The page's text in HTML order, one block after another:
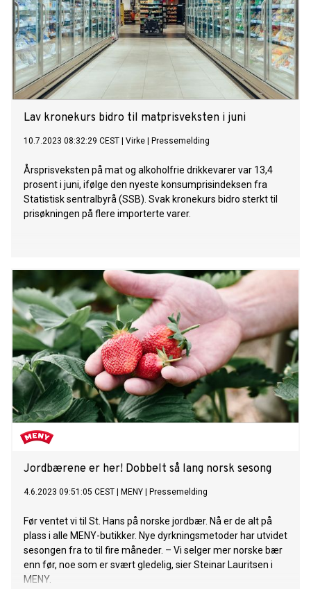
Lav kronekurs bidro til matprisveksten i juni
10.7.2023 08:32:29 CEST Virke Pressemelding
Årsprisveksten på mat og alkoholfrie drikkevarer var 13,4
prosent i juni, ifølge den nyeste konsumprisindeksen fra
Statistisk sentralbyrå (SSB). Svak kronekurs bidro sterkt til
prisøkningen på flere importerte varer.
Jordbærene er her! Dobbelt så lang norsk sesong
4.6.2023 09:51:05 CEST MENY Pressemelding
Før ventet vi til St. Hans på norske jordbær. Nå er de alt på
plass i alle MENY-butikker. Nye dyrkningsmetoder har utvidet
sesongen fra to til fire måneder. – Vi selger mer norske bær
enn før, noe som er svært gledelig, sier Steinar Lauritsen i
MENY.